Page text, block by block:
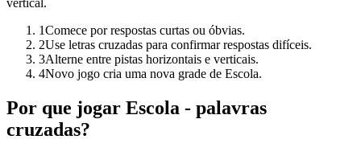
vertical.
1Comece por respostas curtas ou óbvias.
2Use letras cruzadas para confirmar respostas difíceis.
3Alterne entre pistas horizontais e verticais.
4Novo jogo cria uma nova grade de Escola.
Por que jogar Escola - palavras
cruzadas?